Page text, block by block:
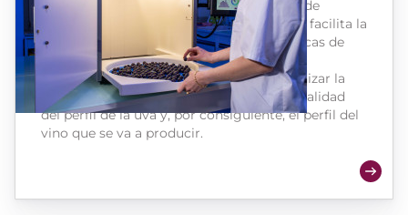
Dyostem® es una excelente herramienta de
seguimiento de la madurez de la uva, que facilita la
interpretación de las condiciones específicas de
cada añada.
Con Dyostem, se puede planificar y organizar la
vendimia por parcelas para garantizar la calidad
del perfil de la uva y, por consiguiente, el perfil del
vino que se va a producir.